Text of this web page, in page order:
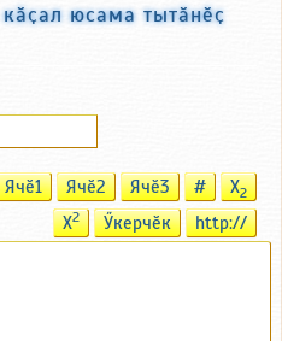
юсама тытӑнӗҫ
Ячӗ1 Ячӗ2 Ячӗ3 # X2
X2 Ӳкерчӗк http://